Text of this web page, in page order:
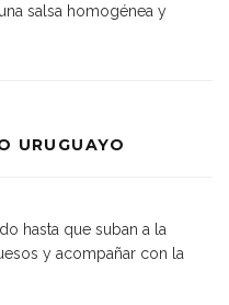
salsa homogénea y
URUGUAYO
hasta que suban a la
y acompañar con la